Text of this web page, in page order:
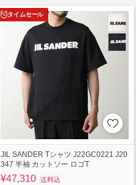
タイムセール
JIL SANDER Tシャツ J22GC0221 J20
347 半袖 カットソー ロゴT
¥47,310 送料込